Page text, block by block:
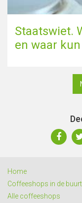
Staatswiet.
en waar
Home
Coffeeshops in de buurt
Alle coffeeshops